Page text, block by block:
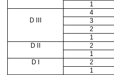
1
4
D III
3
2
1
D II
2
1
D I
2
1